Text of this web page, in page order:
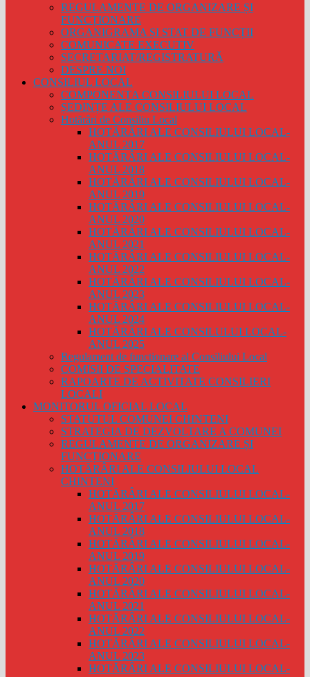
REGULAMENTE DE ORGANIZARE ȘI
FUNCȚIONARE
ORGANIGRAMA ȘI STAT DE FUNCȚII
COMUNICATE EXECUTIV
SECRETARIAT/REGISTRATURĂ
DESPRE NOI
CONSILIUL LOCAL
COMPONENȚA CONSILIULUI LOCAL
ȘEDINȚE ALE CONSILIULUI LOCAL
Hotărâri de Consiliu Local
HOTĂRÂRI ALE CONSILIULUI LOCAL-
ANUL 2017
HOTĂRÂRI ALE CONSILIULUI LOCAL-
ANUL 2018
HOTĂRÂRI ALE CONSILIULUI LOCAL-
ANUL 2019
HOTĂRÂRI ALE CONSILIULUI LOCAL-
ANUL 2020
HOTĂRÂRI ALE CONSILIULUI LOCAL-
ANUL 2021
HOTĂRÂRI ALE CONSILIULUI LOCAL-
ANUL 2022
HOTĂRÂRI ALE CONSILIULUI LOCAL-
ANUL 2023
HOTĂRÂRI ALE CONSILIULUI LOCAL-
ANUL 2024
HOTĂRÂRI ALE CONSILULUI LOCAL-
ANUL 2025
Regulament de functionare al Consiliului Local
COMISII DE SPECIALITATE
RAPOARTE DE ACTIVITATE CONSILIERI
LOCALI
MONITORUL OFICIAL LOCAL
STATUTUL COMUNEI CHINTENI
STRATEGIA DE DEZVOLTARE A COMUNEI
REGULAMENTE DE ORGANIZARE ȘI
FUNCȚIONARE
HOTĂRÂRI ALE CONSILIULUI LOCAL
CHINTENI
HOTĂRÂRI ALE CONSILIULUI LOCAL-
ANUL 2017
HOTĂRÂRI ALE CONSILIULUI LOCAL-
ANUL 2018
HOTĂRÂRI ALE CONSILIULUI LOCAL-
ANUL 2019
HOTĂRÂRI ALE CONSILIULUI LOCAL-
ANUL 2020
HOTĂRÂRI ALE CONSILIULUI LOCAL-
ANUL 2021
HOTĂRÂRI ALE CONSILIULUI LOCAL-
ANUL 2022
HOTĂRÂRI ALE CONSILIULUI LOCAL-
ANUL 2023
HOTĂRÂRI ALE CONSILIULUI LOCAL-